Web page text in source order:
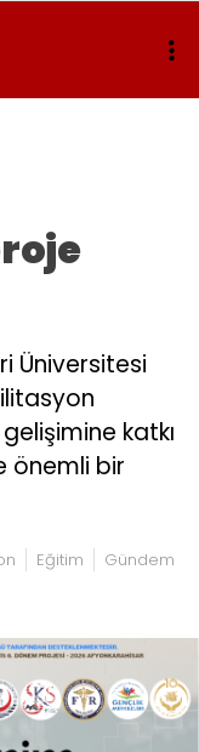
Üniversitesi
katkı
önemli bir
Eğitim Gündem